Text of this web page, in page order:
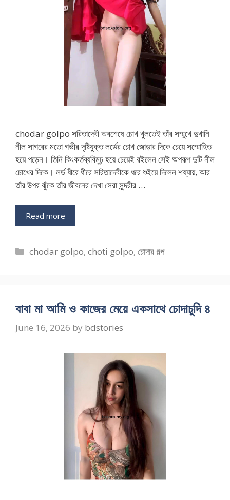
chodar golpo সরিতাদেবী অবশেষে চোখ খুলতেই তাঁর সম্মুখে দুখানি
নীল সাগরের মতো গভীর দৃষ্টিযুক্ত লর্ডের চোখ জোড়ার দিকে চেয়ে সম্মোহিত
হয়ে পড়েন। তিনি কিংকর্তব্যবিমুঢ় হয়ে চেয়েই রইলেন সেই অপরূপ দুটি নীল
চোখের দিকে। লর্ড ধীরে ধীরে সরিতাদেবীকে ধরে শুইয়ে দিলেন শয্যায়, আর
তাঁর উপর ঝুঁকে তাঁর জীবনের দেখা সেরা সুন্দরীর …
Read more
Categories
chodar golpo,choti golpo,চোদার গল্প
বাবা মা আমি ও কাজের মেয়ে একসাথে চোদাচুদি ৪
June 16, 2026 by bdstories